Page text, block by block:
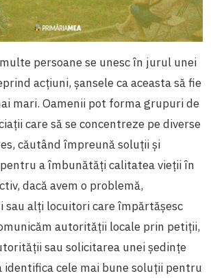
persoane se unesc în jurul unei
acțiuni, șansele ca aceasta să fie
mari. Oamenii pot forma grupuri de
care să se concentreze pe diverse
căutând împreună soluții și
a îmbunătăți calitatea vieții în
dacă avem o problemă,
sau alți locuitori care împărtășesc
autorității locale prin petiții,
sau solicitarea unei ședințe
identifica cele mai bune soluții pentru